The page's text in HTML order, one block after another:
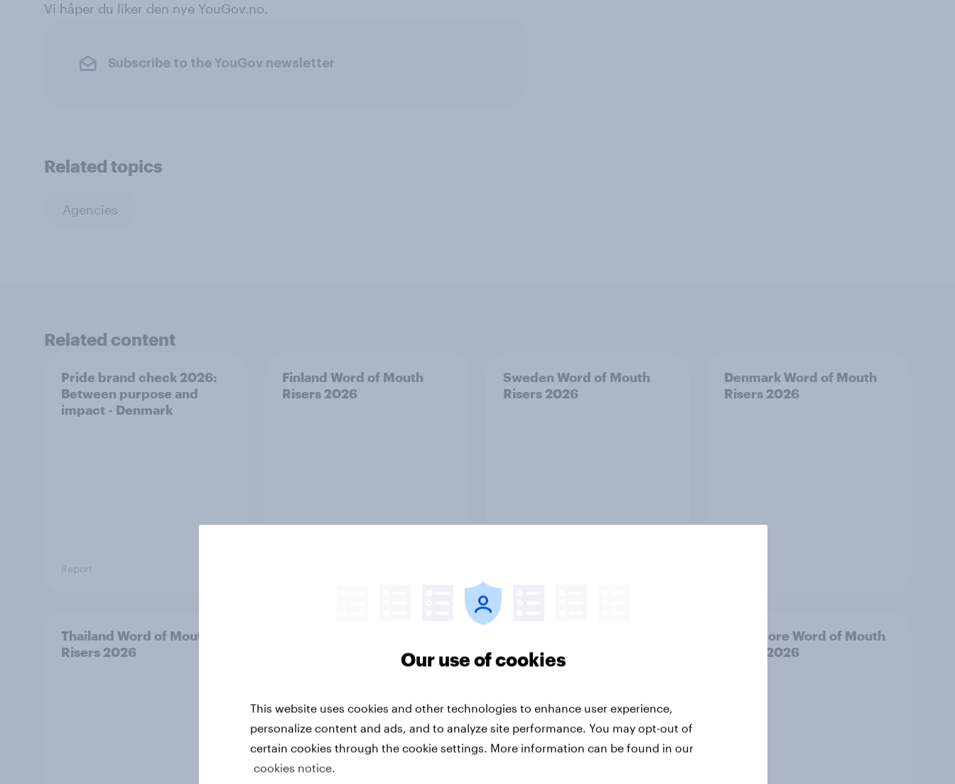
Vi håper du liker den nye YouGov.no.
Subscribe to the YouGov newsletter
Related topics
Agencies
Related content
Pride brand check 2026:
Between purpose and
impact - Denmark
Report
Finland Word of Mouth
Risers 2026
Sweden Word of Mouth
Risers 2026
Denmark Word of Mouth
Risers 2026
Thailand Word of Mouth
Risers 2026
2026
Singapore Word of Mouth
Risers 2026
Our use of cookies
This website uses cookies and other technologies to enhance user experience,
personalize content and ads, and to analyze site performance. You may opt-out of
certain cookies through the cookie settings. More information can be found in our
cookies notice.